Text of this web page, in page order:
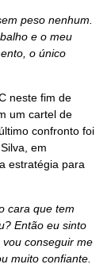
peso nenhum.
e o meu
o único
neste fim de
um cartel de
confronto foi
em
estratégia para
cara que tem
Então eu sinto
conseguir me
muito confiante.